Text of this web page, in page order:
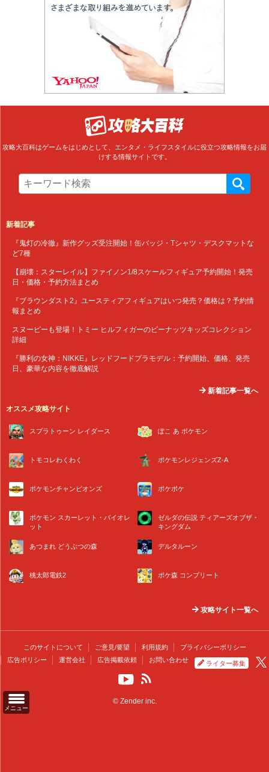
メニュー
攻略大百科はゲームをはじめとして、エンタメ・ライフスタイルに役立つ攻略情報をお届
けする情報サイトです。
新着記事
『鬼灯の冷徹』新作グッズ受注開始！缶バッジ・Tシャツ・デスクマットな
ど7種
【崩壊：スターレイル】ファイノン1/8スケールフィギュア予約開始！発売
日・価格・予約方法まとめ
『ブラウンダスト2』ユースティアフィギュアはいつ発売？価格は？予約情
報まとめ
スヌーピーも登場！トミー ヒルフィガーのピーナッツキッズコレクション
詳細
『勝利の女神：NIKKE』レッドフードプラモデル：予約開始、価格、発売
日、豪華な内容を徹底解説
新着記事一覧へ
オススメ攻略サイト
スプラトゥーン レイダース ぽこ あ ポケモン
トモコレわくわく ポケモンレジェンズZ-A
ポケモンチャンピオンズ ポケポケ
ポケモン スカーレット・バイオレ
ット
ゼルダの伝説 ティアーズオブザ・
キングダム
あつまれ どうぶつの森 デルタルーン
桃太郎電鉄2 ポケ森 コンプリート
攻略サイト一覧へ
このサイトについて ご意見/要望 利用規約
プライバシーポリシー
広告ポリシー
運営会社 広告掲載依頼 お問い合わせ ライター募集
© Zender inc.